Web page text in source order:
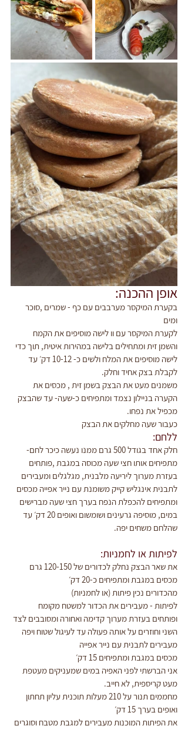
אופן ההכנה:
בקערת המיקסר מערבבים עם כף - שמרים ,סוכר
ומים
לקערת המיקסר עם וו לישה מוסיפים את הקמח
והשמן זית ומתחילים בלישה במהירות איטית, תוך כדי
לישה מוסיפים את המלח ולשים כ- 10-12 דק׳ עד
לקבלת בצק אחיד וחלק.
משמנים מעט את הבצק בשמן זית , מכסים את
הקערה בניילון נצמד ומתפיחים כ-שעה- עד שהבצק
מכפיל את נפחו.
כעבור שעה מחלקים את הבצק
ללחם:
חלק אחד בגודל 500 גרם ממנו נעשה כיכר לחם-
מתפיחים אותו חצי שעה מכוסה במגבת ,פותחים
בעזרת מערוך ליריעה מלבנית, מגלגלים ומעבירים
לתבנית אינגליש קייק משומנת עם נייר אפייה מכסים
ומתפיחים להכפלת הנפח בערך חצי שעה מברישים
במים, מוסיפה גרעינים ושומשום ואופים 20 דק׳ עד
שהלחם משחים יפה.
לפיתות או לחמניות:
את שאר הבצק נחלק לכדורים של 120-150 גרם
מכסים במגבת ומתפיחים כ-20 דק׳
מהכדורים נכין פיתות (או לחמניות)
לפיתות - מעבירים את הכדור למשטח מקומח
ופותחים בעזרת מערוך קדימה ואחורה ומסובבים לצד
השני וחוזרים על אותה פעולה עד לעיגול שטוח ויפה
מעבירים לתבנית עם נייר אפייה
מכסים במגבת ומתפיחים 15 דק׳
אני הברשתי לפני האפיה במים שמעניקים מעטפת
מעט קריספית, לא חייב.
מחממים תנור על 210 מעלות תוכנית עליון תחתון
ואופים בערך 15 דק׳
את הפיתות המוכנות מעבירים למגבת מטבח וסוגרים